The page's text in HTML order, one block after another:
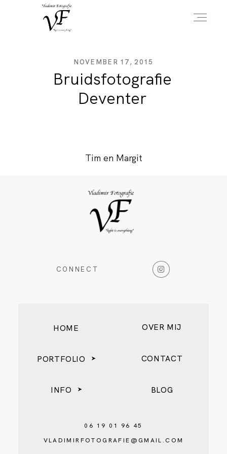
NOVEMBER 17, 2015
Bruidsfotografie
Deventer
Tim en Margit
06 19 01 96 45
HOME
PORTFOLIO
INFO
OVER MIJ
CONTACT
BLOG
VLADIMIRFOTOGRAFIE@GMAIL.COM
CONNECT
HOME
PORTFOLIO
CONTACT